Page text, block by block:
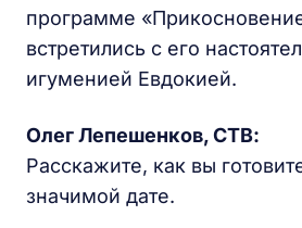
программе
встретились с его
игуменией Евдокией.
Олег Лепешенков, СТВ:
Расскажите, как вы
значимой дате.